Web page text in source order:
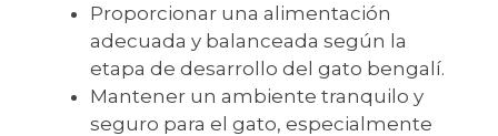
Proporcionar una alimentación
adecuada y balanceada según la
etapa de desarrollo del gato bengalí.
Mantener un ambiente tranquilo y
seguro para el gato, especialmente